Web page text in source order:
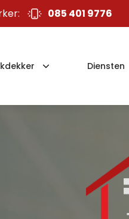
085 401 9776
Diensten